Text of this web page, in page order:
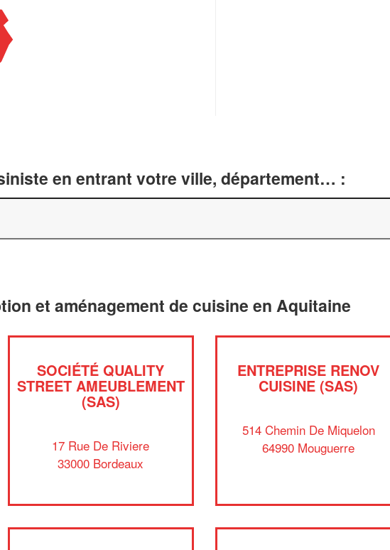
en entrant votre ville, département… :
et aménagement de cuisine en Aquitaine
SOCIÉTÉ QUALITY
STREET AMEUBLEMENT
(SAS)
17 Rue De Riviere
33000 Bordeaux
ENTREPRISE RENOV
CUISINE (SAS)
514 Chemin De Miquelon
64990 Mouguerre